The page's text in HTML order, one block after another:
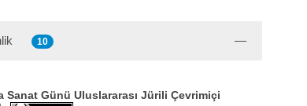
10
Sanat Günü Uluslararası Jürili Çevrimiçi